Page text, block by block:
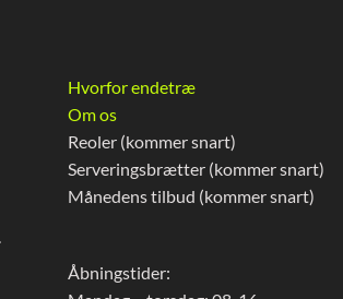
Hvorfor endetræ
Om os
Reoler (kommer snart)
Serveringsbrætter (kommer snart)
Månedens tilbud (kommer snart)
Åbningstider: